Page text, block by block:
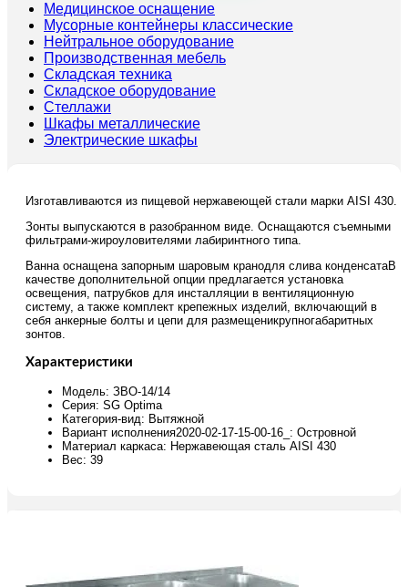
Медицинское оснащение
Мусорные контейнеры классические
Нейтральное оборудование
Производственная мебель
Складская техника
Складское оборудование
Стеллажи
Шкафы металлические
Электрические шкафы
Изготавливаются из пищевой нержавеющей стали марки AISI 430.
Зонты выпускаются в разобранном виде. Оснащаются съемными
фильтрами-жироуловителями лабиринтного типа.
Ванна оснащена запорным шаровым кранодля слива конденсатаВ
качестве дополнительной опции предлагается установка
освещения, патрубков для инсталляции в вентиляционную
систему, а также комплект крепежных изделий, включающий в
себя анкерные болты и цепи для размещеникрупногабаритных
зонтов.
Характеристики
Модель: ЗВО-14/14
Серия: SG Optima
Категория-вид: Вытяжной
Вариант исполнения2020-02-17-15-00-16_: Островной
Материал каркаса: Нержавеющая сталь AISI 430
Вес: 39